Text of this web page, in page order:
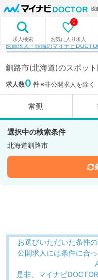
医
求人検索 お気に入り求人
0
医師求人・転職のマイナビ
釧路市(北海道)のスポッ
求人数0 件※非公開求人を除く
常勤
選択中の検索条件
北海道釧路市
お選びいただいた条件
公開求人には条件に合
是非、マイナビ